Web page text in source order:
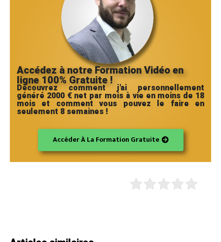
Accédez à notre Formation Vidéo en
ligne 100% Gratuite !
Découvrez comment j'ai personnellement
généré 2000 € net par mois à vie en moins de 18
mois et comment vous pouvez le faire en
seulement 8 semaines !
Accéder À La Formation Gratuite